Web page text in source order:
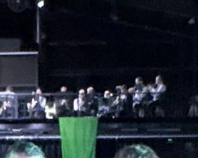
SPRACHDIPLOM